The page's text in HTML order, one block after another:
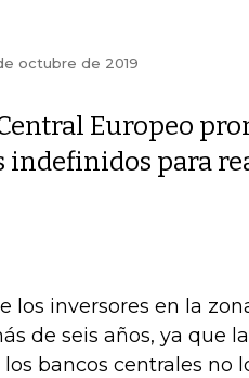
octubre de 2019
Europeo
indefinidos para
los inversores en la
de seis años, ya que
bancos centrales no